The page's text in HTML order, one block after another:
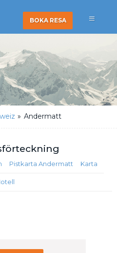
BOKA RESA
» Andermatt
förteckning
Pistkarta Andermatt Karta